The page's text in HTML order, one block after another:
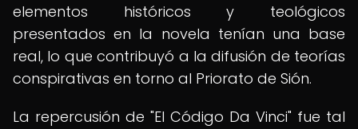
elementos históricos y teológicos
presentados en la novela tenían una base
real, lo que contribuyó a la difusión de teorías
conspirativas en torno al Priorato de Sión.
La repercusión de "El Código Da Vinci" fue tal